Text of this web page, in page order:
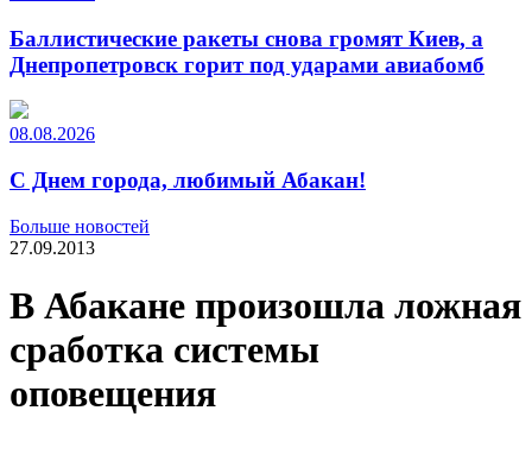
Баллистические ракеты снова громят Киев, а
Днепропетровск горит под ударами авиабомб
08.08.2026
С Днем города, любимый Абакан!
Больше новостей
27.09.2013
В Абакане произошла ложная
сработка системы
оповещения